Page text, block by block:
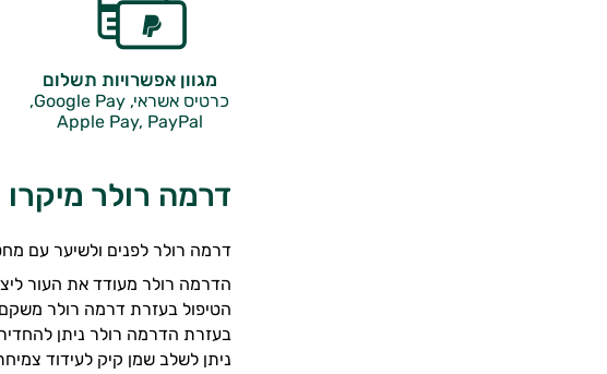
מגוון אפשרויות תשלום
כרטיס אשראי, Google Pay,
Apple Pay, PayPal
דרמה רולר
דרמה רולר לפנים ולשיער עם
הדרמה רולר מעודד את העור
הטיפול בעזרת דרמה רולר
בעזרת הדרמה רולר ניתן
ניתן לשלב שמן קיק לעידוד